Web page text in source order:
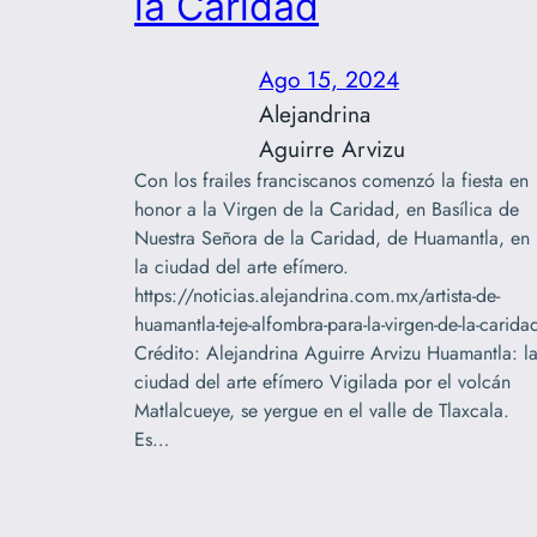
Ago 15, 2024
Alejandrina
Aguirre Arvizu
Con los frailes franciscanos comenzó la fiesta en
honor a la Virgen de la Caridad, en Basílica de
Nuestra Señora de la Caridad, de Huamantla, en
la ciudad del arte efímero.
https://noticias.alejandrina.com.mx/artista-de-
huamantla-teje-alfombra-para-la-virgen-de-la-
Crédito: Alejandrina Aguirre Arvizu Huamantla: la
ciudad del arte efímero Vigilada por el volcán
Matlalcueye, se yergue en el valle de Tlaxcala.
Es…